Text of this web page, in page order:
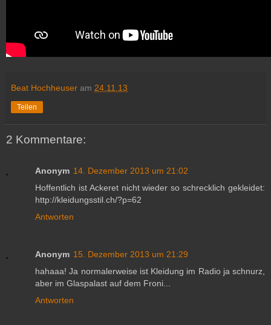
Beat Hochheuser am 24.11.13
Teilen
2 Kommentare:
Anonym 14. Dezember 2013 um 21:02
Hoffentlich ist Ackeret nicht wieder so schrecklich gekleidet:
http://kleidungsstil.ch/?p=62
Antworten
Anonym 15. Dezember 2013 um 21:29
hahaaa! Ja normalerweise ist Kleidung im Radio ja schnurz,
aber im Glaspalast auf dem Froni...
Antworten